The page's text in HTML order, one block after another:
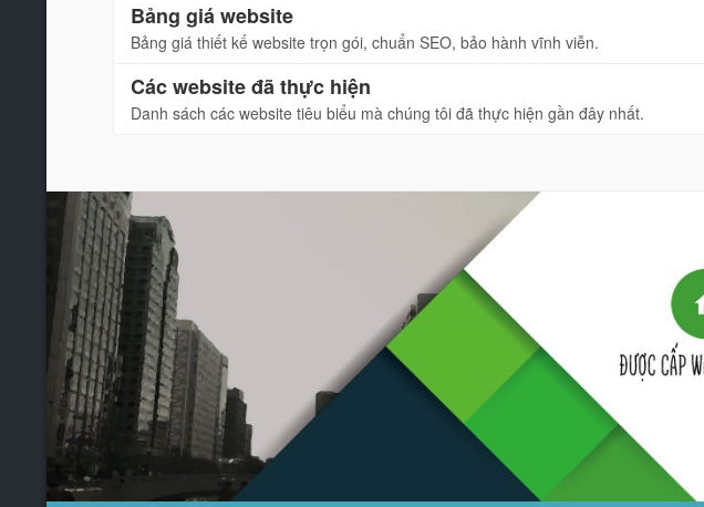
Bảng giá website
Bảng giá thiết kế website trọn gói, chuẩn SEO, bảo hành vĩnh viễn.
Các website đã thực hiện
Danh sách các website tiêu biểu mà chúng tôi đã thực hiện gần đây nhất.